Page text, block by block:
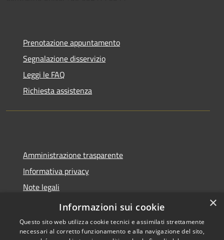
Prenotazione appuntamento
Segnalazione disservizio
Leggi le FAQ
Richiesta assistenza
Amministrazione trasparente
Informativa privacy
Note legali
Dichiarazione di accessibilità
×
Informazioni sui cookie
Questo sito web utilizza cookie tecnici e assimilati strettamente
necessari al corretto funzionamento e alla navigazione del sito,